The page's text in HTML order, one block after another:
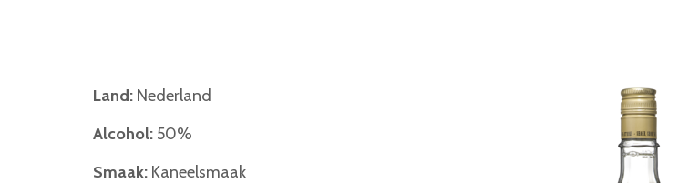
Land: Nederland
Alcohol: 50%
Smaak: Kaneelsmaak